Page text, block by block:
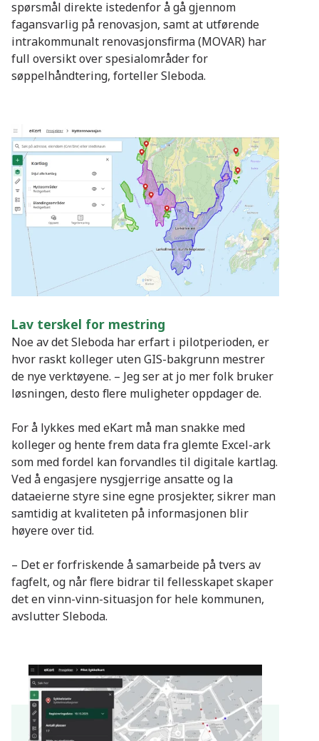
spørsmål direkte istedenfor å gå gjennom
fagansvarlig på renovasjon, samt at utførende
intrakommunalt renovasjonsfirma (MOVAR) har
full oversikt over spesialområder for
søppelhåndtering, forteller Sleboda.
Lav terskel for mestring
Noe av det Sleboda har erfart i pilotperioden, er
hvor raskt kolleger uten GIS-bakgrunn mestrer
de nye verktøyene. – Jeg ser at jo mer folk bruker
løsningen, desto flere muligheter oppdager de.
For å lykkes med eKart må man snakke med
kolleger og hente frem data fra glemte Excel-ark
som med fordel kan forvandles til digitale kartlag.
Ved å engasjere nysgjerrige ansatte og la
dataeierne styre sine egne prosjekter, sikrer man
samtidig at kvaliteten på informasjonen blir
høyere over tid.
– Det er forfriskende å samarbeide på tvers av
fagfelt, og når flere bidrar til fellesskapet skaper
det en vinn-vinn-situasjon for hele kommunen,
avslutter Sleboda.